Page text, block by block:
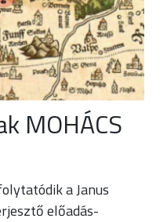
MOHÁCS
a Janus
előadás-